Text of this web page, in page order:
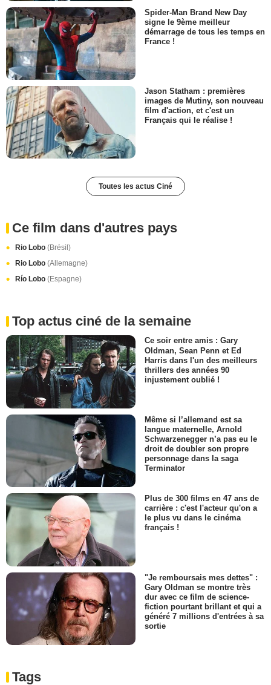
Spider-Man Brand New Day
signe le 9ème meilleur
démarrage de tous les temps en
France !
Jason Statham : premières
images de Mutiny, son nouveau
film d'action, et c'est un
Français qui le réalise !
Toutes les actus Ciné
Ce film dans d'autres pays
Rio Lobo (Brésil)
Rio Lobo (Allemagne)
Río Lobo (Espagne)
Top actus ciné de la semaine
Ce soir entre amis : Gary
Oldman, Sean Penn et Ed
Harris dans l'un des meilleurs
thrillers des années 90
injustement oublié !
Même si l’allemand est sa
langue maternelle, Arnold
Schwarzenegger n’a pas eu le
droit de doubler son propre
personnage dans la saga
Terminator
Plus de 300 films en 47 ans de
carrière : c'est l'acteur qu'on a
le plus vu dans le cinéma
français !
"Je remboursais mes dettes" :
Gary Oldman se montre très
dur avec ce film de science-
fiction pourtant brillant et qui a
généré 7 millions d'entrées à sa
sortie
Tags